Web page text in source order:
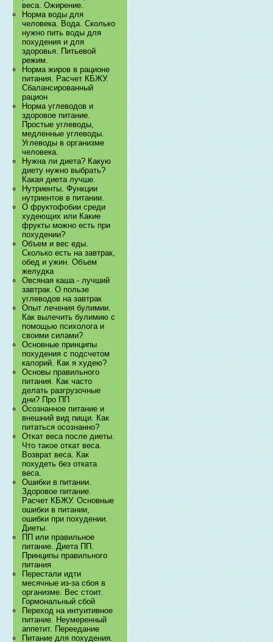
веса. Ожирение.
Норма воды для
человека. Вода. Сколько
нужно пить воды для
похудения и для
здоровья. Питьевой
режим.
Норма жиров в рационе
питания. Расчет КБЖУ.
Сбалансированный
рацион
Норма углеводов и
здоровое питание.
Простые углеводы,
медленные углеводы.
Углеводы в организме
человека.
Нужна ли диета? Какую
диету нужно выбрать?
Какая диета лучше.
Нутриенты. Функции
нутриентов в питании.
О фруктофобии среди
худеющих или Какие
фрукты можно есть при
похудении?
Объем и вес еды.
Сколько есть на завтрак,
обед и ужин. Объем
желудка
Овсяная каша - лучший
завтрак. О пользе
углеводов на завтрак
Опыт лечения булимии.
Как вылечить булимию с
помощью психолога и
своими силами?
Основные принципы
похудения с подсчетом
калорий. Как я худею?
Основы правильного
питания. Как часто
делать разгрузочные
дни? Про ПП
Осознанное питание и
внешний вид пищи. Как
питаться осознанно?
Откат веса после диеты.
Что такое откат веса.
Возврат веса. Как
похудеть без отката
веса.
Ошибки в питании.
Здоровое питание.
Расчет КБЖУ. Основные
ошибки в питании,
ошибки при похудении.
Диеты.
ПП или правильное
питание. Диета ПП.
Принципы правильного
питания
Перестали идти
месячные из-за сбоя в
организме. Вес стоит.
Гормональный сбой
Переход на интуитивное
питание. Неумеренный
аппетит. Переедание
Питание для похудения.